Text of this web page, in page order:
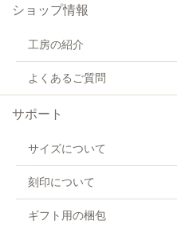
ショップ情報
工房の紹介
よくあるご質問
サポート
サイズについて
刻印について
ギフト用の梱包